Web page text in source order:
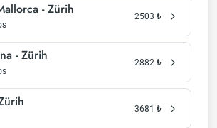
- Zürih 2503 ₺
- Zürih 2882 ₺
3681 ₺